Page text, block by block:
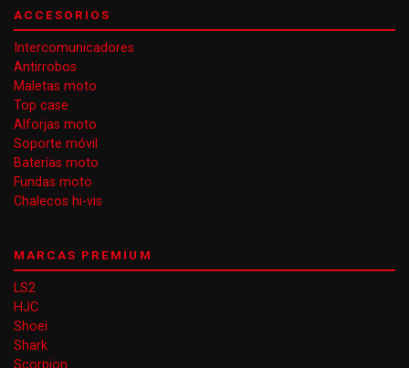
ACCESORIOS
Intercomunicadores
Antirrobos
Maletas moto
Top case
Alforjas moto
Soporte móvil
Baterías moto
Fundas moto
Chalecos hi-vis
MARCAS PREMIUM
LS2
HJC
Shoei
Shark